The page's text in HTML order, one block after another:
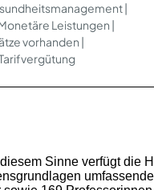
|
Leistungen |
vorhanden |